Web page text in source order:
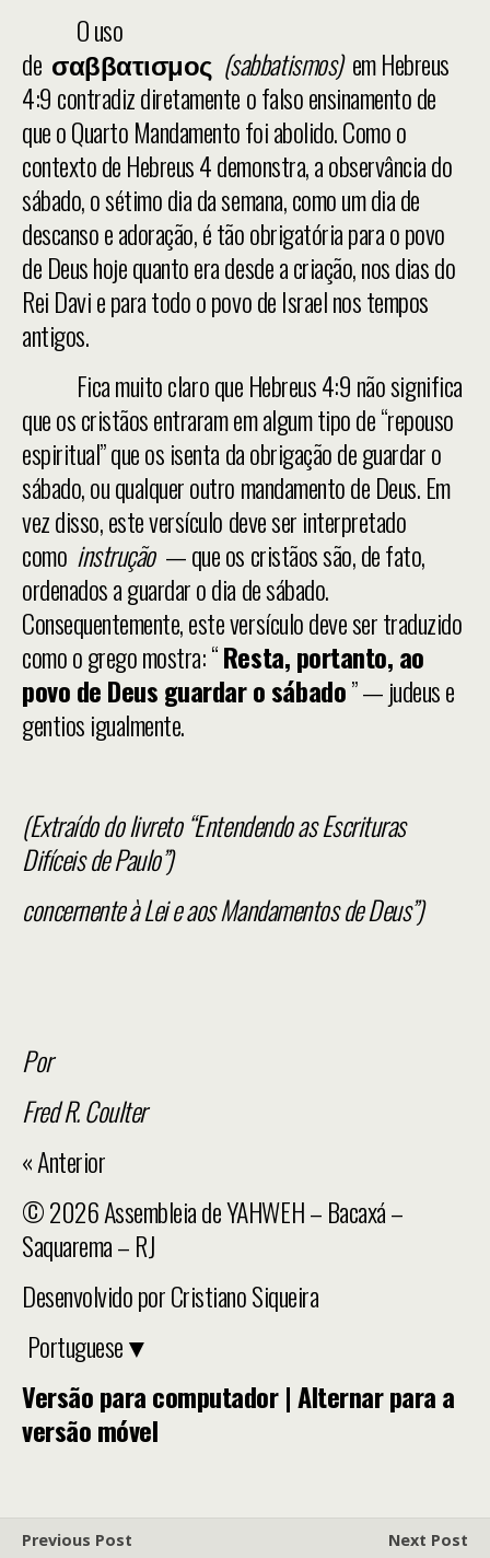
O uso
de σαββατισμος (sabbatismos)em Hebreus
4:9 contradiz diretamente o falso ensinamento de
que o Quarto Mandamento foi abolido. Como o
contexto de Hebreus 4 demonstra, a observância do
sábado, o sétimo dia da semana, como um dia de
descanso e adoração, é tão obrigatória para o povo
de Deus hoje quanto era desde a criação, nos dias do
Rei Davi e para todo o povo de Israel nos tempos
antigos.
Fica muito claro que Hebreus 4:9 não significa
que os cristãos entraram em algum tipo de “repouso
espiritual” que os isenta da obrigação de guardar o
sábado, ou qualquer outro mandamento de Deus. Em
vez disso, este versículo deve ser interpretado
como instrução — que os cristãos são, de fato,
ordenados a guardar o dia de sábado.
Consequentemente, este versículo deve ser traduzido
como o grego mostra: “Resta, portanto, ao
povo de Deus guardar o sábado” — judeus e
gentios igualmente.
(Extraído do livreto “Entendendo as Escrituras
Difíceis de Paulo”)
concernente à Lei e aos Mandamentos de Deus”)
Por
Fred R. Coulter
« Anterior
© 2026 Assembleia de YAHWEH – Bacaxá –
Saquarema – RJ
Desenvolvido porCristiano Siqueira
Portuguese▼
Versão para computador |Alternar para a
versão móvel
Previous Post
Next Post